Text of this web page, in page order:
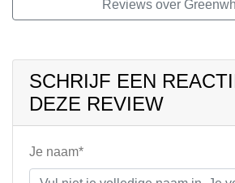
Reviews over
SCHRIJF EEN
DEZE REVIEW
Je naam*